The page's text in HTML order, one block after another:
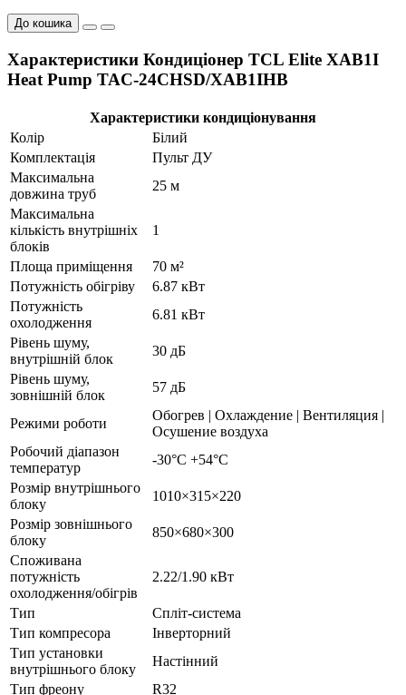
До кошика
Характеристики Кондиціонер TCL Elite XAB1I
Heat Pump TAC-24CHSD/XAB1IHB
Характеристики кондиціонування
Колір
Білий
Комплектація
Пульт ДУ
Максимальна
довжина труб
25 м
Максимальна
кількість внутрішніх
блоків
1
Площа приміщення
70 м²
Потужність обігріву
6.87 кВт
Потужність
охолодження
6.81 кВт
Рівень шуму,
внутрішній блок
30 дБ
Рівень шуму,
зовнішній блок
57 дБ
Режими роботи
Обогрев | Охлаждение | Вентиляция |
Осушение воздуха
Робочий діапазон
температур
-30°С +54°С
Розмір внутрішнього
блоку
1010×315×220
Розмір зовнішнього
блоку
850×680×300
Споживана
потужність
охолодження/обігрів
2.22/1.90 кВт
Тип
Спліт-система
Тип компресора
Інверторний
Тип установки
внутрішнього блоку
Настінний
Тип фреону
R32